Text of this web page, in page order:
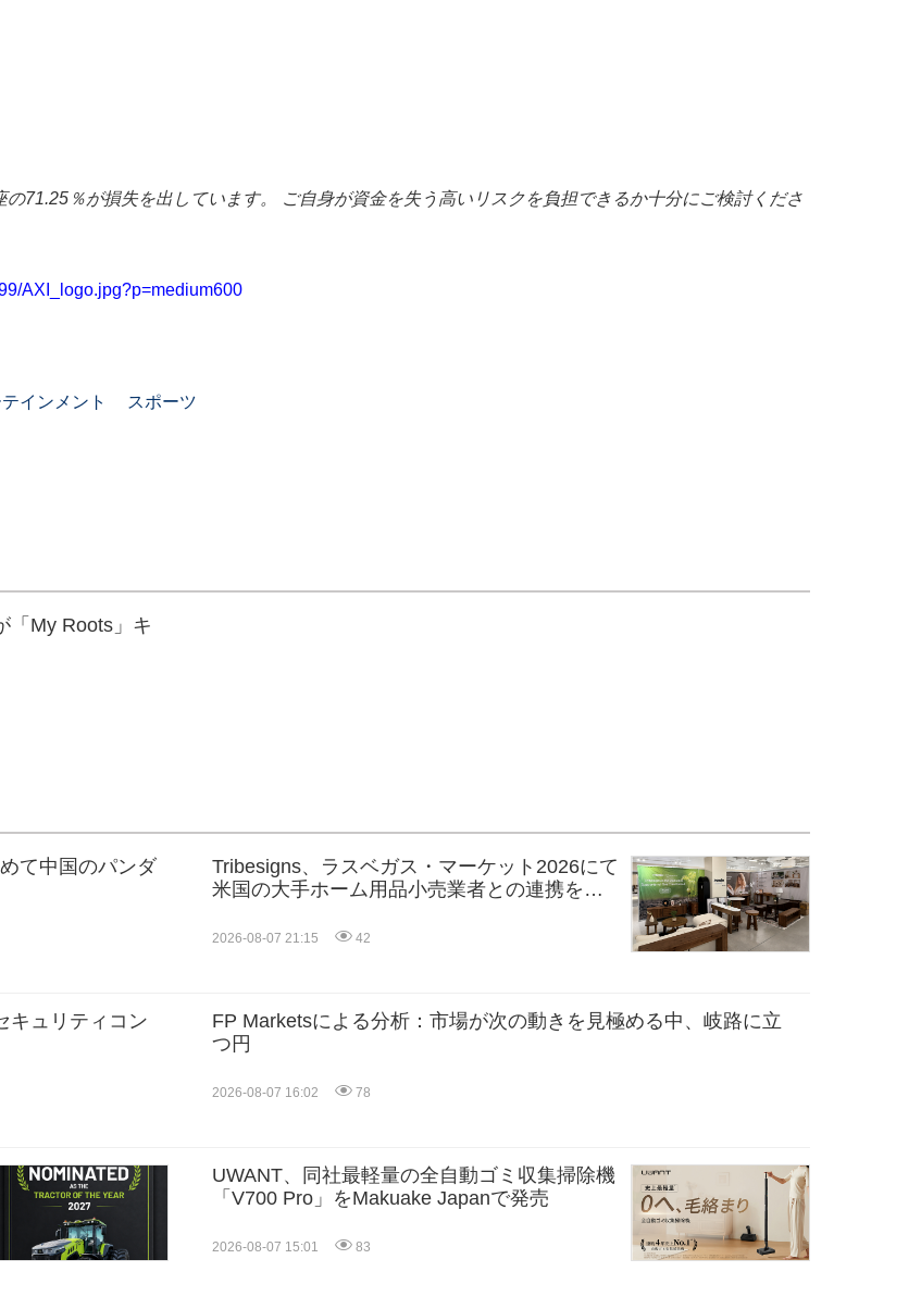
71.25％が損失を出しています。 ご自身が資金を失う高いリスクを負担できるか十分にご検討くださ
AXI_logo.jpg?p=medium600
インメント スポーツ
「My Roots」キ
て中国のパンダ
Tribesigns、ラスベガス・マーケット2026にて
米国の大手ホーム用品小売業者との連携を拡
2026-08-07 21:15 42
キュリティコン
FP Marketsによる分析：市場が次の動きを見極める中、岐路に立
つ円
2026-08-07 16:02 78
UWANT、同社最軽量の全自動ゴミ収集掃除機
「V700 Pro」をMakuake Japanで発売
2026-08-07 15:01 83